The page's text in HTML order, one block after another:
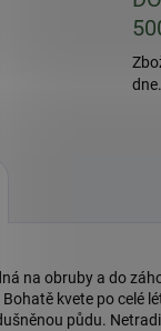
dne.
na obruby a do
kvete po celé
půdu.